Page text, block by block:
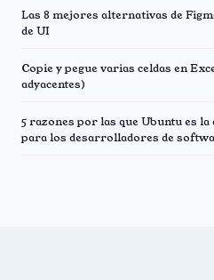
Las 8 mejores alternativas de
de UI
Copie y pegue varias celdas en
adyacentes)
5 razones por las que Ubuntu es
para los desarrolladores de